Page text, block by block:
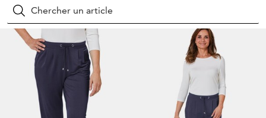
Rechercher
Maison Mode femme Pantalons